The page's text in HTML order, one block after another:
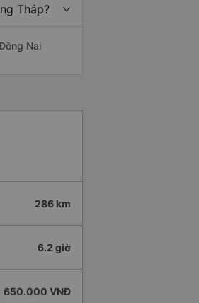
Tháp?
Nai
286 km
6.2 giờ
650.000 VNĐ